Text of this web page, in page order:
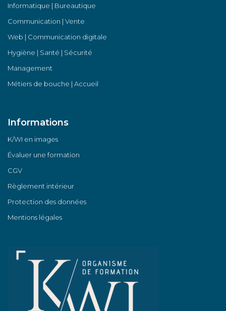
Informatique | Bureautique
Communication | Vente
Web | Communication digitale
Hygiène | Santé | Sécurité
Management
Métiers de bouche | Accueil
Informations
K/WI en images
Évaluer une formation
CGV
Règlement intérieur
Protection des données
Mentions légales